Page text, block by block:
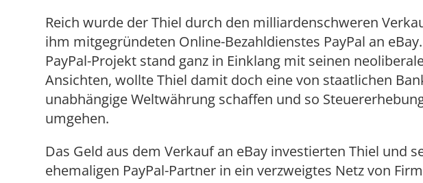
Reich wurde der Thiel durch den milliardenschweren
ihm mitgegründeten Online-Bezahldienstes PayPal an
PayPal-Projekt stand ganz in Einklang mit seinen
Ansichten, wollte Thiel damit doch eine von staatlichen
unabhängige Weltwährung schaffen und so
umgehen.
Das Geld aus dem Verkauf an eBay investierten Thiel und
ehemaligen PayPal-Partner in ein verzweigtes Netz von